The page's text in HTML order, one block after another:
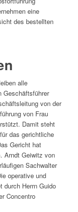
eine
des bestellten
alle
Geschäftsführer
von der
von Frau
Damit steht
das gerichtliche
Gericht hat
Arndt Geiwitz von
Sachwalter
operative und
durch Herrn Guido
Concentro